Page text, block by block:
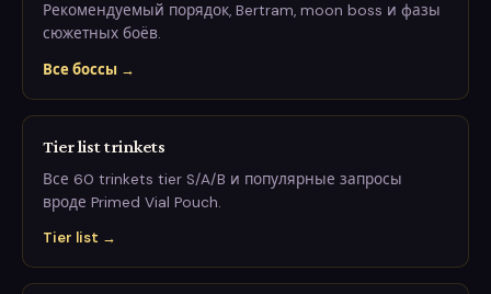
Рекомендуемый порядок, Bertram, moon boss и фазы
сюжетных боёв.
Все боссы →
Tier list trinkets
Все 60 trinkets tier S/A/B и популярные запросы
вроде Primed Vial Pouch.
Tier list →